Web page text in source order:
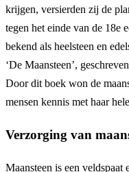
krijgen, versierden zij de
tegen het einde van de 18e
bekend als heelsteen en
‘De Maansteen’,
Door dit boek won de
mensen kennis met haar
Verzorging van
Maansteen is een